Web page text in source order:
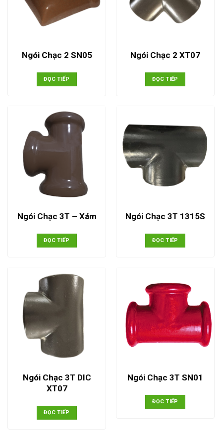
Ngói Chạc 2 SN05
ĐỌC TIẾP
Ngói Chạc 2 XT07
ĐỌC TIẾP
Ngói Chạc 3T – Xám
ĐỌC TIẾP
Ngói Chạc 3T 1315S
ĐỌC TIẾP
Ngói Chạc 3T DIC
XT07
ĐỌC TIẾP
Ngói Chạc 3T SN01
ĐỌC TIẾP